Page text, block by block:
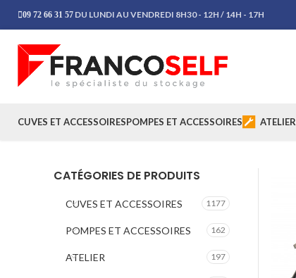
09 72 66 31 57 DU LUNDI AU VENDREDI 8H30 - 12H / 14H - 17H
CUVES ET ACCESSOIRESPOMPES ET ACCESSOIRES ATELIER
CATÉGORIES DE PRODUITS
CUVES ET ACCESSOIRES 1177
POMPES ET ACCESSOIRES 162
ATELIER 197